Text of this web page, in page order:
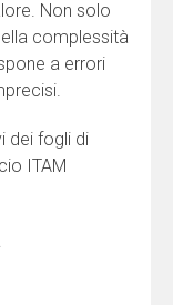
Non solo
complessità
a errori
dei fogli di
ITAM